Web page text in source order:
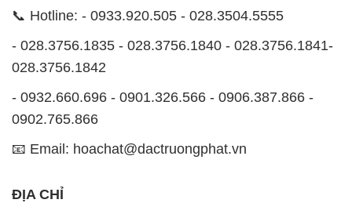
0902.765.866
📧 Email: hoachat@dactruongphat.vn
ĐỊA CHỈ
1229C Quốc lộ 1A, Phường Bình Trị Đông B,
Quận Bình Tân, TP. Hồ Chí Minh